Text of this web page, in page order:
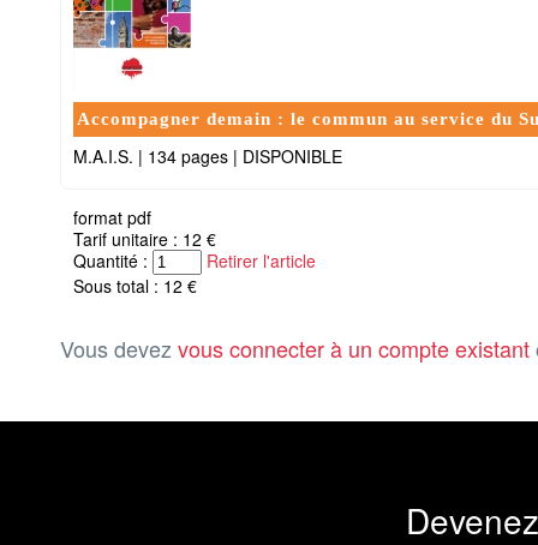
Accompagner demain : le commun au service du
M.A.I.S. | 134 pages | DISPONIBLE
format pdf
Tarif unitaire : 12 €
Quantité :
Retirer l'article
Sous total : 12 €
Vous devez vous connecter à un compte existant